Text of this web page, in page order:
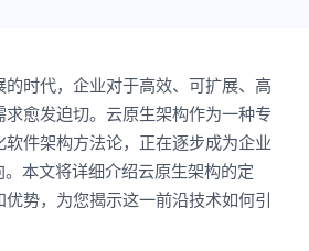
时代，企业对于高效、可扩展、高
愈发迫切。云原生架构作为一种专
件架构方法论，正在逐步成为企业
本文将详细介绍云原生架构的定
势，为您揭示这一前沿技术如何引